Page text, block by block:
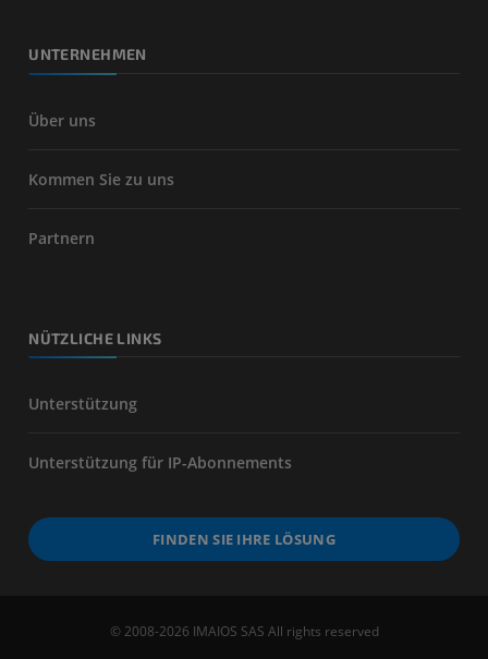
UNTERNEHMEN
Über uns
Kommen Sie zu uns
Partnern
NÜTZLICHE LINKS
Unterstützung
Unterstützung für IP-Abonnements
FINDEN SIE IHRE LÖSUNG
© 2008-2026 IMAIOS SAS All rights reserved